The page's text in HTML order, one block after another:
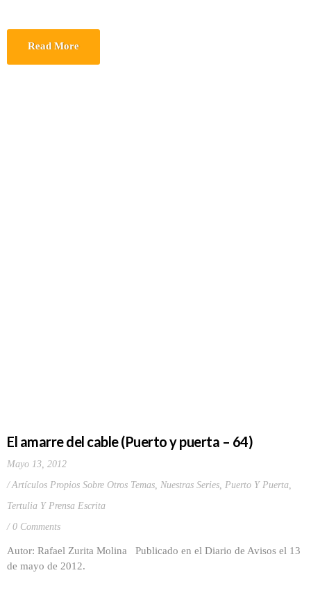
Read More
El amarre del cable (Puerto y puerta – 64)
Mayo 13, 2012
Artículos Propios Sobre Otros Temas, Nuestras Series, Puerto Y Puerta,
Tertulia Y Prensa Escrita
0 Comments
Autor: Rafael Zurita Molina Publicado en el Diario de Avisos el 13
de mayo de 2012.